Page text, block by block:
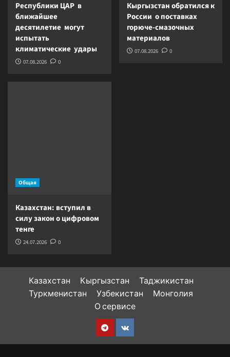
Республики ЦАР в
ближайшее
десятилетие могут
испытать
климатические удары
07.08.2026 0
Кыргызстан обратился к
России о поставках
горюче-смазочных
материалов
07.08.2026 0
Общая
Казахстан: вступил в
силу закон о цифровом
тенге
24.07.2026 0
Казахстан Кыргызстан
Таджикистан
Туркменистан
Узбекистан
Монголия
О сервисе
Telegram
VK